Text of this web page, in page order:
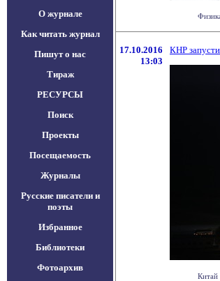
О журнале
Как читать журнал
Пишут о нас
Тираж
РЕСУРСЫ
Поиск
Проекты
Посещаемость
Журналы
Русские писатели и
поэты
Избранное
Библиотеки
Фотоархив
17.10.2016
13:03
КНР
Китай